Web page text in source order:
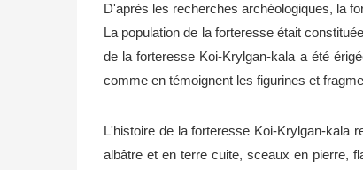
D'après les recherches archéologiques, la
La population de la forteresse était
de la forteresse Koi-Krylgan-kala a été
comme en témoignent les figurines et
L'histoire de la forteresse Koi-Krylgan-kala
albâtre et en terre cuite, sceaux en pierre,